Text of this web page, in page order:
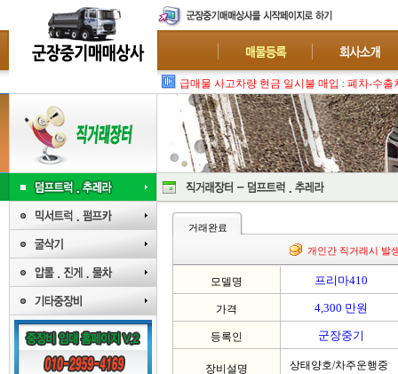
급매물 사고차량 현금 일시불 매입 : 폐차-수출
거래완료
개인간 직거래시 발
모델명 프리마410
가격 4,300 만원
등록인 군장중기
장비설명 상태양호/차주운행중